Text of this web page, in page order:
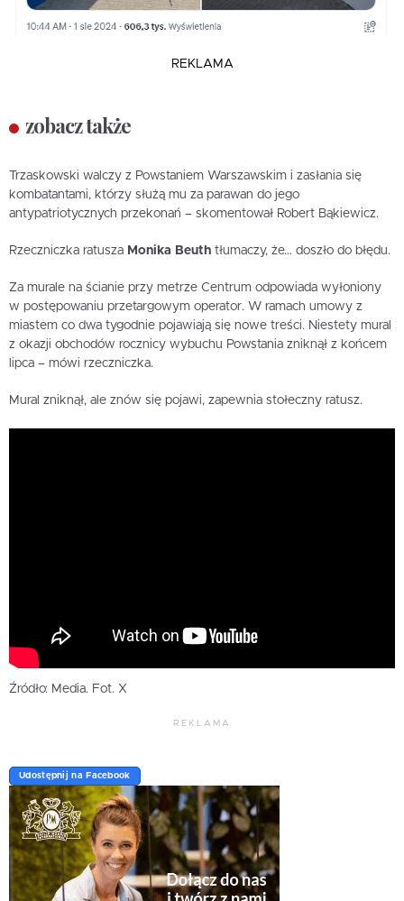
REKLAMA
zobacz także
Trzaskowski walczy z Powstaniem Warszawskim i zasłania się
kombatantami, którzy służą mu za parawan do jego
antypatriotycznych przekonań – skomentował Robert Bąkiewicz.
Rzeczniczka ratusza Monika Beuth tłumaczy, że… doszło do błędu.
Za murale na ścianie przy metrze Centrum odpowiada wyłoniony
w postępowaniu przetargowym operator. W ramach umowy z
miastem co dwa tygodnie pojawiają się nowe treści. Niestety mural
z okazji obchodów rocznicy wybuchu Powstania zniknął z końcem
lipca – mówi rzeczniczka.
Mural zniknął, ale znów się pojawi, zapewnia stołeczny ratusz.
Źródło: Media. Fot. X
REKLAMA
Udostępnij na Facebook